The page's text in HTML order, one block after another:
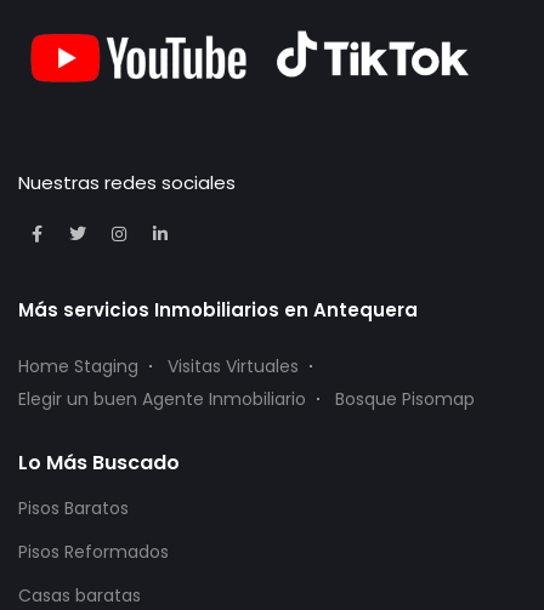
Nuestras redes sociales
Más servicios Inmobiliarios en Antequera
Home Staging
Visitas Virtuales
Elegir un buen Agente Inmobiliario
Bosque Pisomap
Lo Más Buscado
Pisos Baratos
Pisos Reformados
Casas baratas